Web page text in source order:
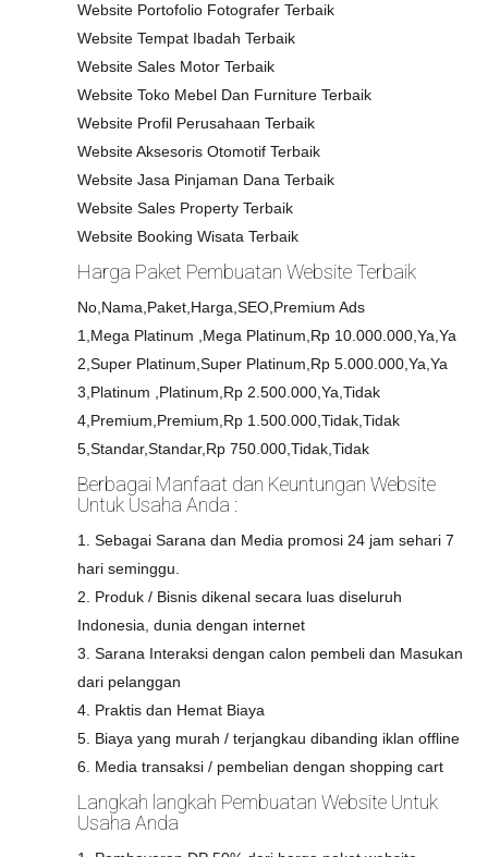
Website Portofolio Fotografer Terbaik
Website Tempat Ibadah Terbaik
Website Sales Motor Terbaik
Website Toko Mebel Dan Furniture Terbaik
Website Profil Perusahaan Terbaik
Website Aksesoris Otomotif Terbaik
Website Jasa Pinjaman Dana Terbaik
Website Sales Property Terbaik
Website Booking Wisata Terbaik
Harga Paket Pembuatan Website Terbaik
No,Nama,Paket,Harga,SEO,Premium Ads
1,Mega Platinum ,Mega Platinum,Rp 10.000.000,Ya,Ya
2,Super Platinum,Super Platinum,Rp 5.000.000,Ya,Ya
3,Platinum ,Platinum,Rp 2.500.000,Ya,Tidak
4,Premium,Premium,Rp 1.500.000,Tidak,Tidak
5,Standar,Standar,Rp 750.000,Tidak,Tidak
Berbagai Manfaat dan Keuntungan Website
Untuk Usaha Anda :
1. Sebagai Sarana dan Media promosi 24 jam sehari 7
hari seminggu.
2. Produk / Bisnis dikenal secara luas diseluruh
Indonesia, dunia dengan internet
3. Sarana Interaksi dengan calon pembeli dan Masukan
dari pelanggan
4. Praktis dan Hemat Biaya
5. Biaya yang murah / terjangkau dibanding iklan offline
6. Media transaksi / pembelian dengan shopping cart
Langkah langkah Pembuatan Website Untuk
Usaha Anda